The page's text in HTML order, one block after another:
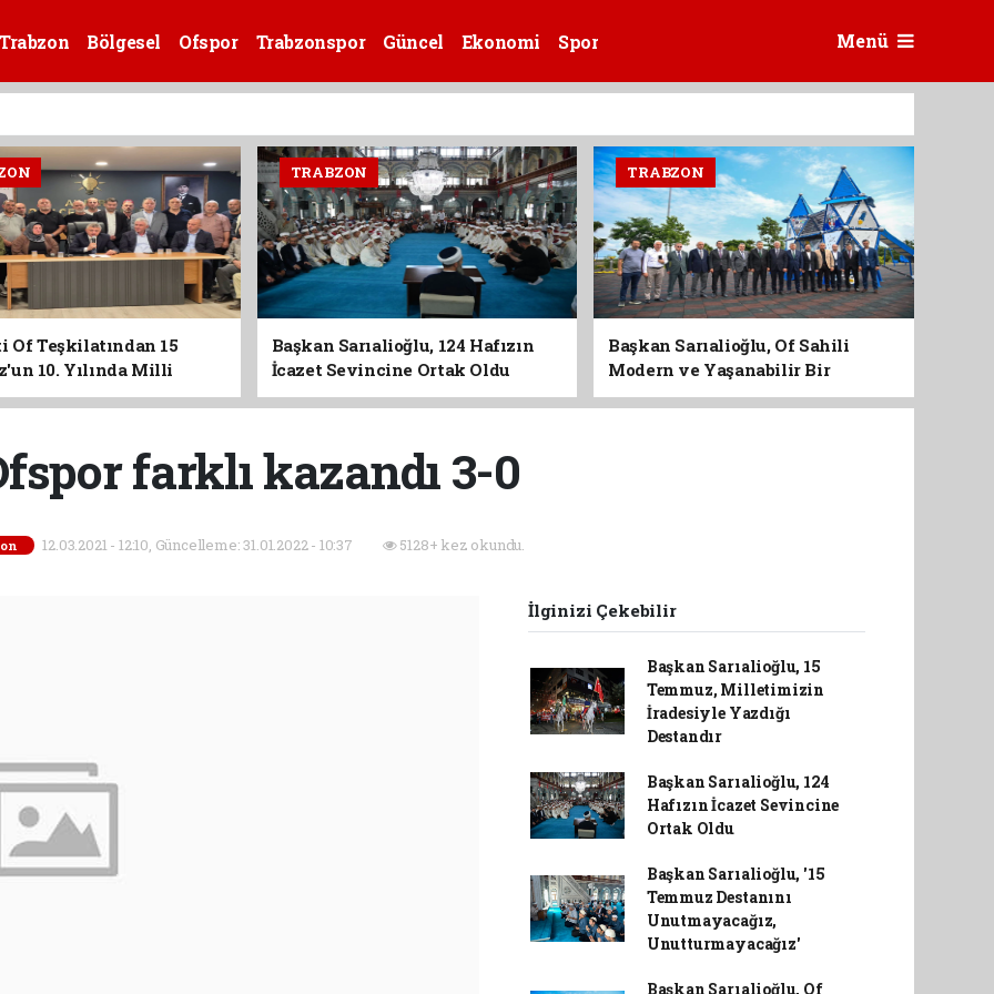
Bölgesel Ofspor Trabzonspor Güncel Ekonomi Spor Menü
Of Teşkilatından 15
10. Yılında Milli
TRABZON
Başkan Sarıalioğlu, 124 Hafızın
İcazet Sevincine Ortak Oldu
TRABZON
Başkan Sarıalioğlu, Of Sahili
Modern ve Yaşanabilir Bir
Kimliğe Kavuşuyor
farklı kazandı 3-0
12.03.2021 - 12:10, Güncelleme: 31.01.2022 - 10:37 5128+ kez okundu.
İlginizi Çekebilir
Başkan Sarıalioğlu, 15
Temmuz, Milletimizin
İradesiyle Yazdığı
Destandır
Başkan Sarıalioğlu, 124
Hafızın İcazet Sevincine
Ortak Oldu
Başkan Sarıalioğlu, '15
Temmuz Destanını
Unutmayacağız,
Unutturmayacağız'
Başkan Sarıalioğlu, Of